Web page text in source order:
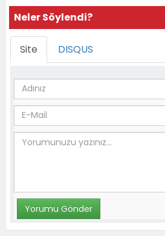
Neler Söylendi?
Site DISQUS